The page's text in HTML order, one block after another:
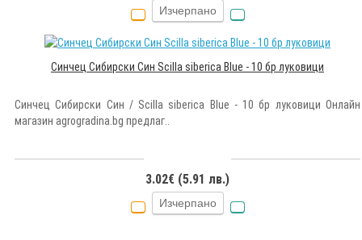
Изчерпано
Синчец Сибирски Син Scilla siberica Blue - 10 бр луковици
Синчец Сибирски Син / Scilla siberica Blue - 10 бр луковици Онлайн
магазин agrogradina.bg предлаг..
3.02€ (5.91 лв.)
Изчерпано